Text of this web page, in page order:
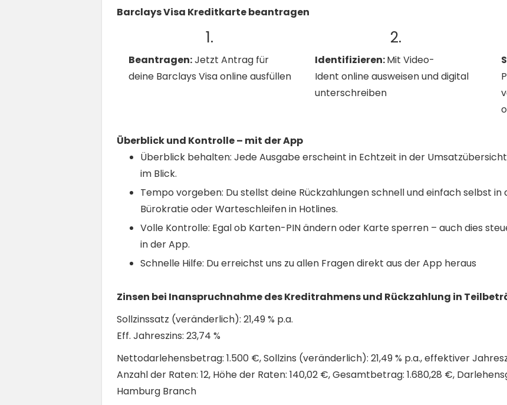
Barclays Visa Kreditkarte beantragen
1.
Beantragen:Jetzt Antrag für
deine Barclays Visa online ausfüllen
2.
Identifizieren:Mit Video-
Ident online ausweisen und digital
unterschreiben
Überblick und Kontrolle – mit der App
Überblick behalten: Jede Ausgabe erscheint in Echtzeit in der
im Blick.
Tempo vorgeben: Du stellst deine Rückzahlungen schnell und einfach selbst in
Bürokratie oder Warteschleifen in Hotlines.
Volle Kontrolle: Egal ob Karten-PIN ändern oder Karte sperren – auch dies
in der App.
Schnelle Hilfe: Du erreichst uns zu allen Fragen direkt aus der App heraus
Zinsen bei Inanspruchnahme des Kreditrahmens und Rückzahlung in
Sollzinssatz (veränderlich): 21,49 % p.a.
Eff. Jahreszins: 23,74 %
Nettodarlehensbetrag: 1.500 €, Sollzins (veränderlich): 21,49 % p.a., effektiver
Anzahl der Raten: 12, Höhe der Raten: 140,02 €, Gesamtbetrag: 1.680,28 €,
Hamburg Branch